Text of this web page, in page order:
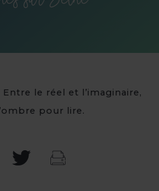
le réel et l’imaginaire,
pour lire.